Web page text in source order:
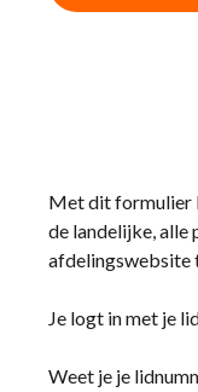
Met dit formulier
de landelijke, alle
afdelingswebsite
Je logt in met je
Weet je je